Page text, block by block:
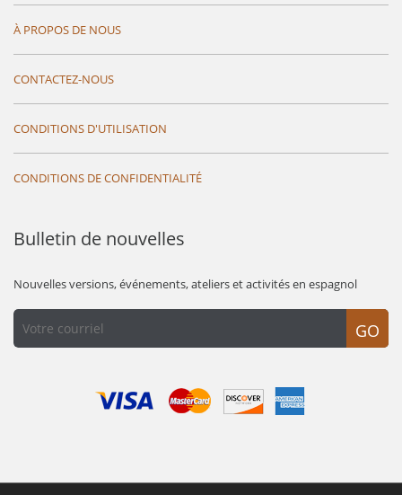
À PROPOS DE NOUS
CONTACTEZ-NOUS
CONDITIONS D'UTILISATION
CONDITIONS DE CONFIDENTIALITÉ
Bulletin de nouvelles
Nouvelles versions, événements, ateliers et activités en espagnol
GO